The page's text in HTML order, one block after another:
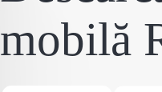
mobilă